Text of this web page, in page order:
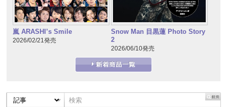
嵐 ARASHI’s Smile
2026/02/21発売
Snow Man 目黒蓮 Photo Story
2
2026/06/10発売